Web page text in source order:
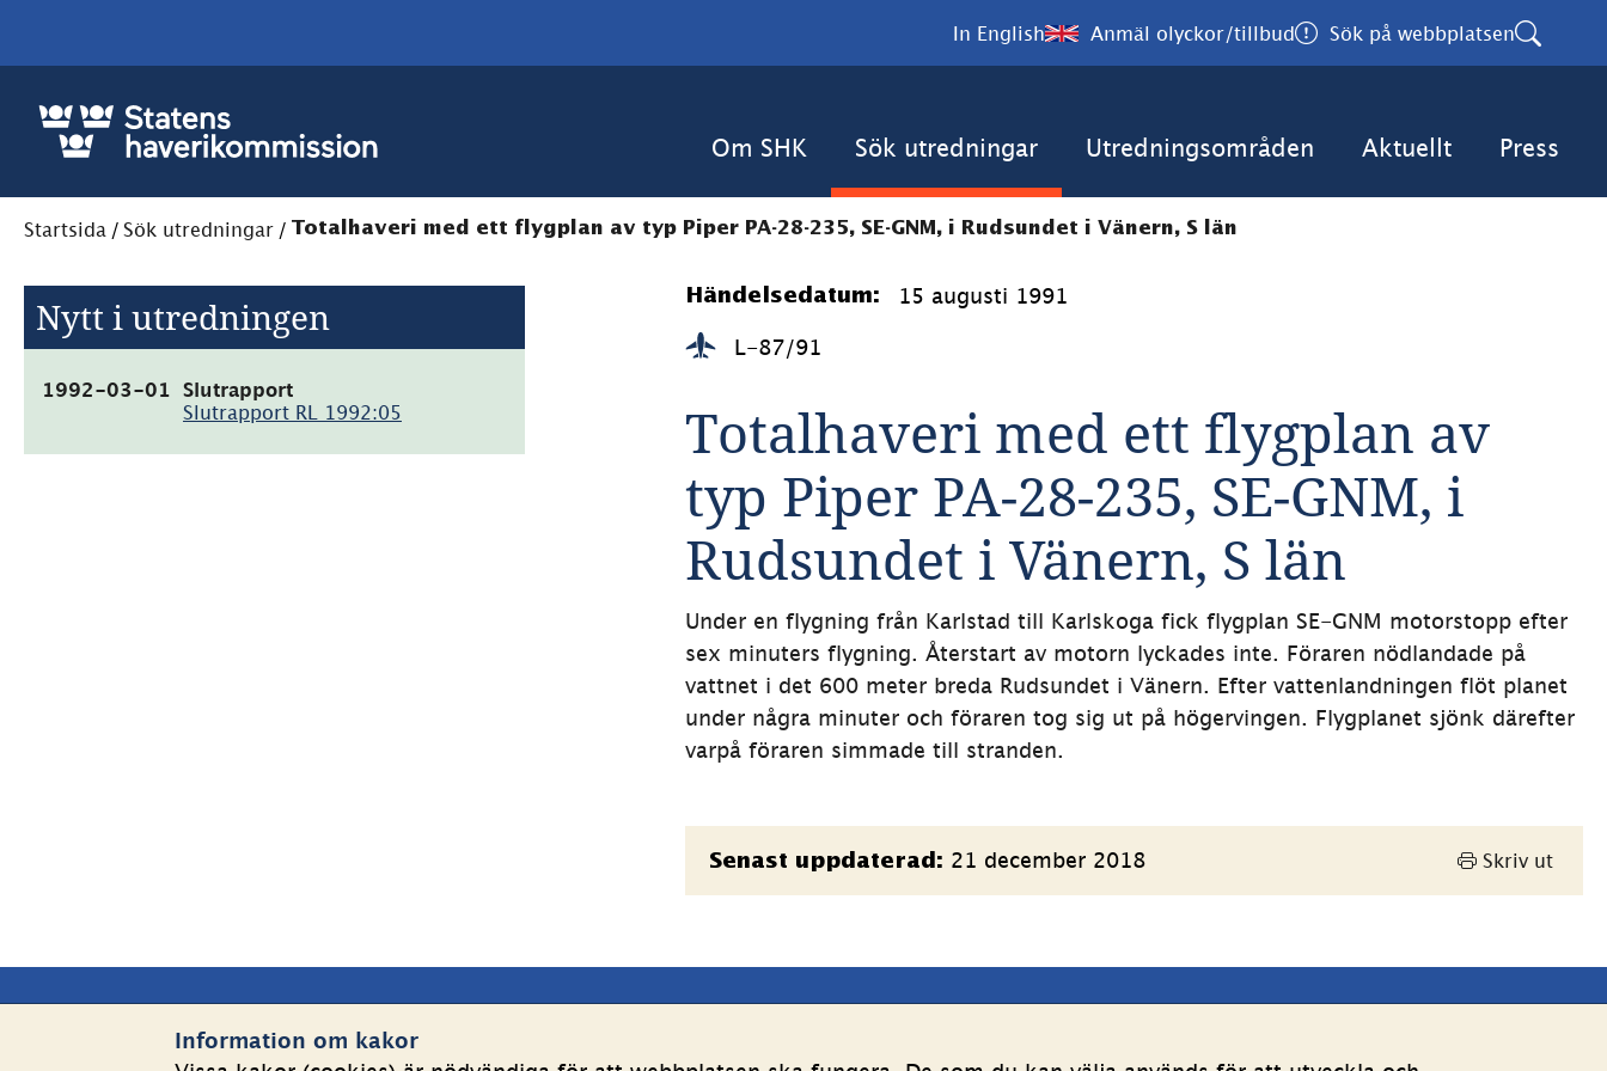
Information om kakor
In English Anmäl olyckor/tillbud Sök på webbplatsen
Om SHK Sök utredningar Utredningsområden Aktuellt Press
Startsida / Sök utredningar / Totalhaveri med ett flygplan av typ Piper PA-28-235, SE-GNM, i Rudsundet i Vänern, S län
Nytt i utredningen
1992-03-01
Slutrapport
Slutrapport RL 1992:05
(pdf,
Händelsedatum: 15 augusti 1991
L-87/91
Totalhaveri med ett flygplan av
typ Piper PA-28-235, SE-GNM, i
Rudsundet i Vänern, S län
Under en flygning från Karlstad till Karlskoga fick flygplan SE-GNM motorstopp efter
sex minuters flygning. Återstart av motorn lyckades inte. Föraren nödlandade på
vattnet i det 600 meter breda Rudsundet i Vänern. Efter vattenlandningen flöt planet
under några minuter och föraren tog sig ut på högervingen. Flygplanet sjönk därefter
varpå föraren simmade till stranden.
Sidinformation
Senast uppdaterad: 21 december 2018 Skriv ut
Sidfot
Kontakta oss